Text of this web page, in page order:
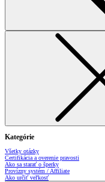
Kategórie
Všetky otázky
Certifikácia a overenie pravosti
Ako sa starať o šperky
Provízny systém / Affiliate
Ako určiť veľkosť